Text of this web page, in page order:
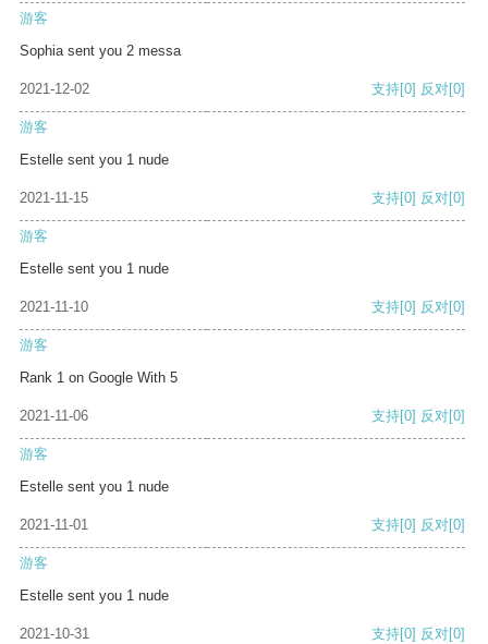
游客
Sophia sent you 2 messa
2021-12-02 支持[0] 反对[0]
游客
Estelle sent you 1 nude
2021-11-15 支持[0] 反对[0]
游客
Estelle sent you 1 nude
2021-11-10 支持[0] 反对[0]
游客
Rank 1 on Google With 5
2021-11-06 支持[0] 反对[0]
游客
Estelle sent you 1 nude
2021-11-01 支持[0] 反对[0]
游客
Estelle sent you 1 nude
2021-10-31 支持[0] 反对[0]